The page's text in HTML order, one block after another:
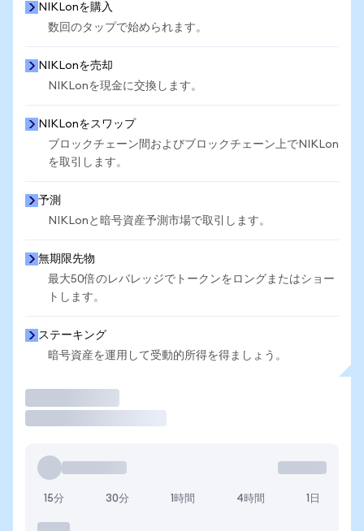
NIKLonを購入
数回のタップで始められます。
NIKLonを売却
NIKLonを現金に交換します。
NIKLonをスワップ
ブロックチェーン間およびブロックチェーン上でNIKLon
を取引します。
予測
NIKLonと暗号資産予測市場で取引します。
無期限先物
最大50倍のレバレッジでトークンをロングまたはショー
トします。
ステーキング
暗号資産を運用して受動的所得を得ましょう。
15分 30分 1時間 4時間 1日